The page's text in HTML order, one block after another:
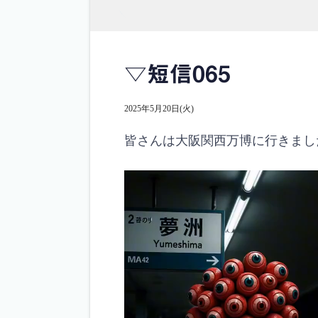
▽短信065
2025年5月20日(火)
皆さんは大阪関西万博に行きま